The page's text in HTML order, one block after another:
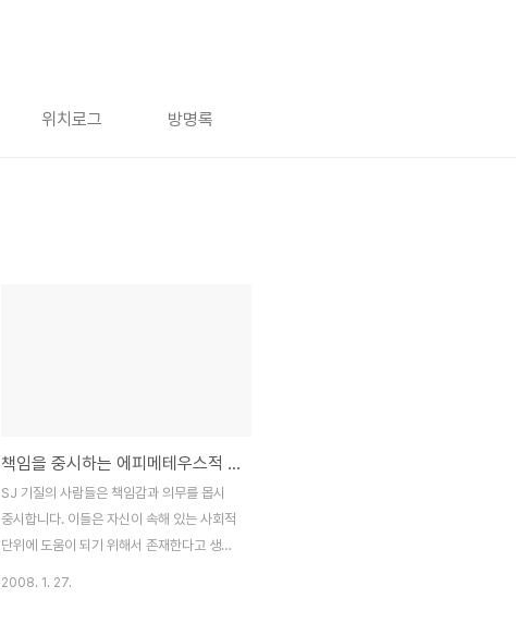
위치로그 방명록
책임을 중시하는 에피메테우스적 기질(SJ기질)
SJ 기질의 사람들은 책임감과 의무를 몹시
중시합니다. 이들은 자신이 속해 있는 사회적
단위에 도움이 되기 위해서 존재한다고 생각
2008. 1. 27.